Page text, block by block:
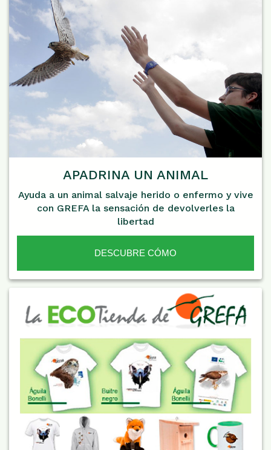
APADRINA UN ANIMAL
Ayuda a un animal salvaje herido o enfermo y vive
con GREFA la sensación de devolverles la
libertad
DESCUBRE CÓMO